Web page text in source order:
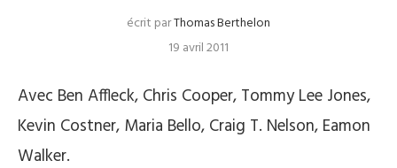
écrit parThomas Berthelon
19 avril 2011
Avec Ben Affleck, Chris Cooper, Tommy Lee Jones,
Kevin Costner, Maria Bello, Craig T. Nelson, Eamon
Walker.